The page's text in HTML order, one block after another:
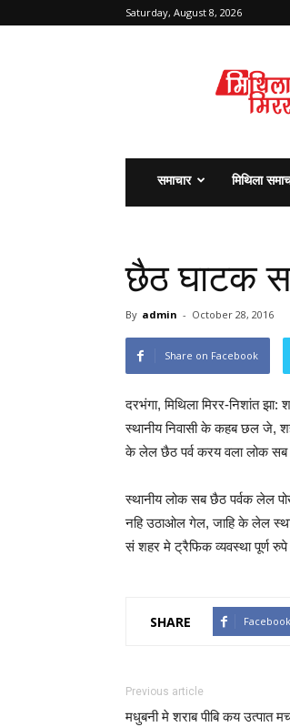
Saturday, August 8, 2026
समाचार मिथिला
छैठ घाटक
By admin - October 28, 2016
Share on Facebook
दरभंगा, मिथिला मिरर-निशांत
स्थानीय निवासी के कहब छल जे,
के लेल छैठ पर्व करय वला लोक सब
स्थानीय लोक सब छैठ पर्वक लेल
नहि उठाओल गेल, जाहि के लेल
सं शहर मे ट्रैफिक व्यवस्था पूर्ण
SHARE Facebook
Previous article
मधुबनी मे शराब पीबि कय उत्पात